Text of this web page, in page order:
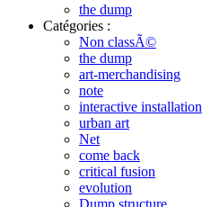
the dump
Catégories :
Non classÃ©
the dump
art-merchandising
note
interactive installation
urban art
Net
come back
critical fusion
evolution
Dump structure